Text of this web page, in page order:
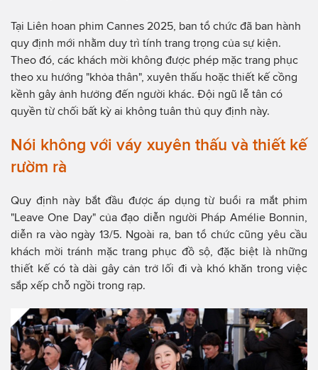
Tại Liên hoan phim Cannes 2025, ban tổ chức đã ban hành
quy định mới nhằm duy trì tính trang trọng của sự kiện.
Theo đó, các khách mời không được phép mặc trang phục
theo xu hướng "khỏa thân", xuyên thấu hoặc thiết kế cồng
kềnh gây ảnh hưởng đến người khác. Đội ngũ lễ tân có
quyền từ chối bất kỳ ai không tuân thủ quy định này.
Nói không với váy xuyên thấu và thiết kế
rườm rà
Quy định này bắt đầu được áp dụng từ buổi ra mắt phim
"Leave One Day" của đạo diễn người Pháp Amélie Bonnin,
diễn ra vào ngày 13/5. Ngoài ra, ban tổ chức cũng yêu cầu
khách mời tránh mặc trang phục đồ sộ, đặc biệt là những
thiết kế có tà dài gây cản trở lối đi và khó khăn trong việc
sắp xếp chỗ ngồi trong rạp.